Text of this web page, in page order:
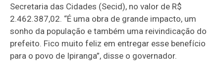
Secretaria das Cidades (Secid), no valor de R$
2.462.387,02. “É uma obra de grande impacto, um
sonho da população e também uma reivindicação do
prefeito. Fico muito feliz em entregar esse benefício
para o povo de Ipiranga”, disse o governador.